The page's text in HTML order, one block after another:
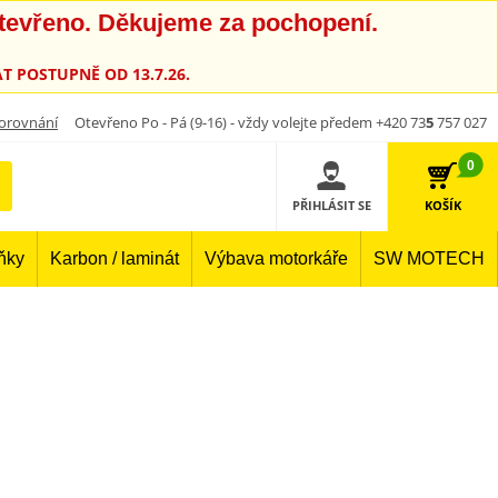
Děkujeme za pochopení.
POSTUPNĚ OD 13.7.26.
Otevřeno Po - Pá (9-16) - vždy volejte předem +420 735757 027
PŘIHLÁSIT SE
0
KOŠÍK
Karbon / laminát Výbava motorkáře SW MOTECH